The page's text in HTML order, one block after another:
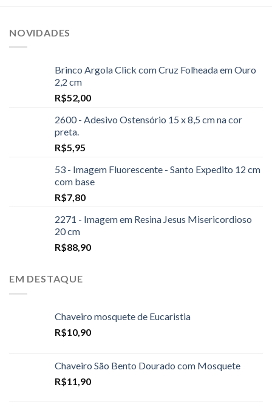
NOVIDADES
Brinco Argola Click com Cruz Folheada em Ouro
2,2 cm
R$52,00
2600 - Adesivo Ostensório 15 x 8,5 cm na cor
preta.
R$5,95
53 - Imagem Fluorescente - Santo Expedito 12 cm
com base
R$7,80
2271 - Imagem em Resina Jesus Misericordioso
20 cm
R$88,90
EM DESTAQUE
Chaveiro mosquete de Eucaristia
R$10,90
Chaveiro São Bento Dourado com Mosquete
R$11,90